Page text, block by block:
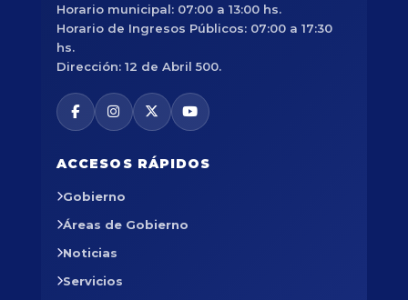
Horario municipal: 07:00 a 13:00 hs.
Horario de Ingresos Públicos: 07:00 a 17:30
hs.
Dirección: 12 de Abril 500.
ACCESOS RÁPIDOS
Gobierno
Áreas de Gobierno
Noticias
Servicios